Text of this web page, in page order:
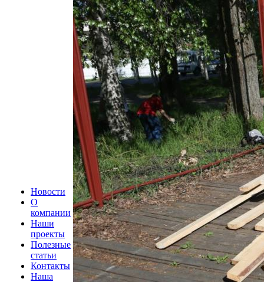
Новости
О
компании
Наши
проекты
Полезные
статьи
Контакты
Наша